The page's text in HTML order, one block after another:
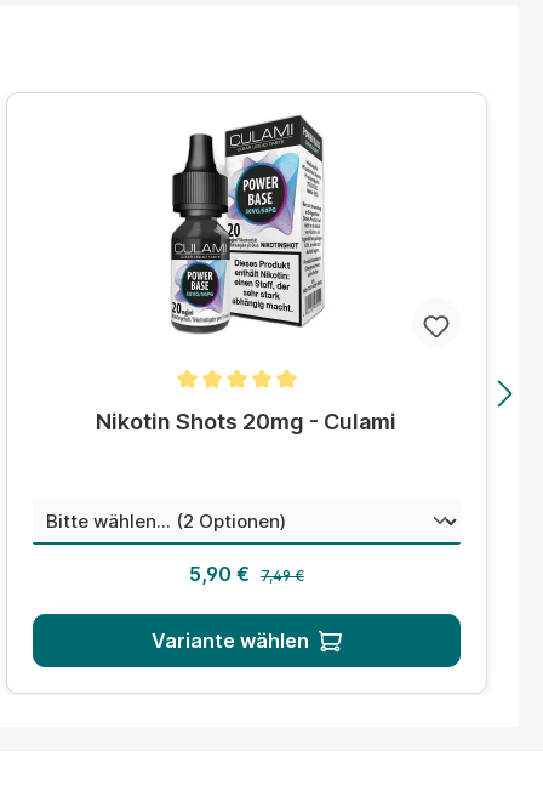
Durchschnittliche Bewertung von 5 von 5 Sternen
Nikotin Shots 20mg - Culami
Mischungsverhältnis auswählen
Verkaufspreis:
5,90 € Regulärer Preis:
7,49 €
Variante wählen